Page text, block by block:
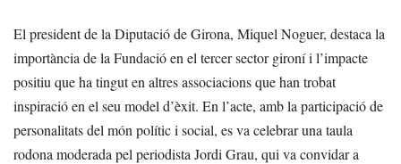
El president de la Diputació de Girona, Miquel Noguer, destaca la
importància de la Fundació en el tercer sector gironí i l’impacte
positiu que ha tingut en altres associacions que han trobat
inspiració en el seu model d’èxit. En l’acte, amb la participació de
personalitats del món polític i social, es va celebrar una taula
rodona moderada pel periodista Jordi Grau, qui va convidar a